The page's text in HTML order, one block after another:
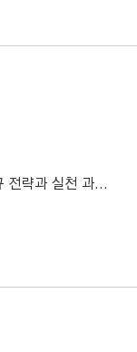
전략과 실천 과...